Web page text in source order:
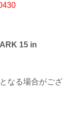
15 in
なる場合がござ